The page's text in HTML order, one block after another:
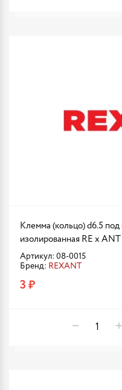
Клемма (кольцо) d6.5 под
изолированная RE x
Артикул: 08-0015
Бренд: REXANT
3 ₽